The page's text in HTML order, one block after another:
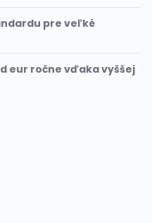
pre veľké
eur ročne vďaka vyššej